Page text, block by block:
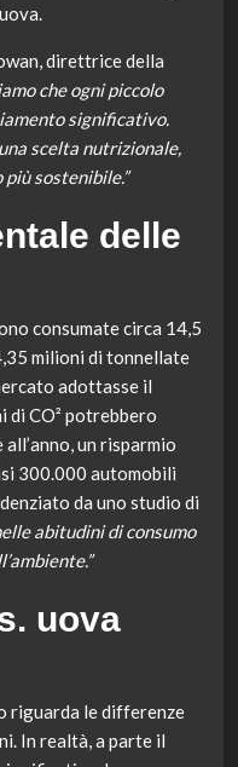
direttrice della
che ogni piccolo
significativo.
scelta nutrizionale,
sostenibile.”
delle
consumate circa 14,5
milioni di tonnellate
adottasse il
di CO² potrebbero
un risparmio
300.000 automobili
da uno studio di
abitudini di consumo
uova
riguarda le differenze
In realtà, a parte il